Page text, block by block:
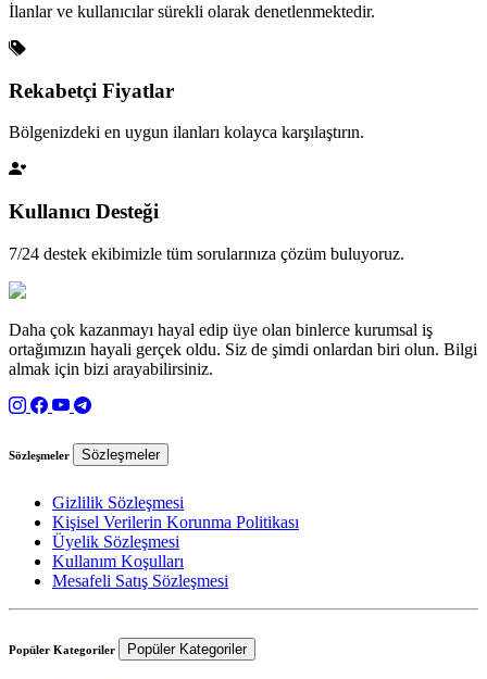
İlanlar ve kullanıcılar sürekli olarak denetlenmektedir.
Rekabetçi Fiyatlar
Bölgenizdeki en uygun ilanları kolayca karşılaştırın.
Kullanıcı Desteği
7/24 destek ekibimizle tüm sorularınıza çözüm buluyoruz.
Daha çok kazanmayı hayal edip üye olan binlerce kurumsal iş
ortağımızın hayali gerçek oldu. Siz de şimdi onlardan biri olun. Bilgi
almak için bizi arayabilirsiniz.
Sözleşmeler Sözleşmeler
Gizlilik Sözleşmesi
Kişisel Verilerin Korunma Politikası
Üyelik Sözleşmesi
Kullanım Koşulları
Mesafeli Satış Sözleşmesi
Popüler Kategoriler Popüler Kategoriler